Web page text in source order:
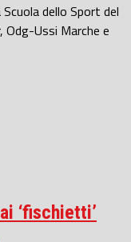
dello Sport del
Odg-Ussi Marche e
‘fischietti’